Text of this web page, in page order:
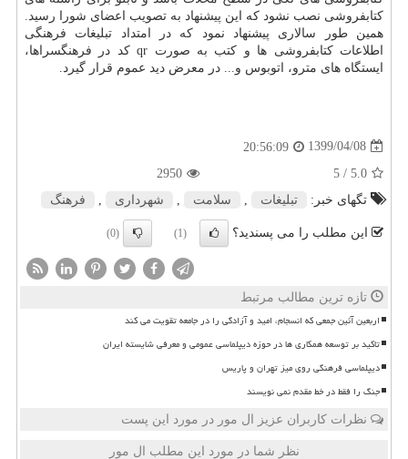
کتابفروشی نصب نشود که این پیشنهاد به تصویب اعضای شورا رسید.
همین طور سالاری پیشنهاد نمود که در امتداد تبلیغات فرهنگی
اطلاعات کتابفروشی ها و کتب به صورت qr کد در فرهنگسراها،
ایستگاه های مترو، اتوبوس و... در معرض دید عموم قرار گیرد.
1399/04/08
20:56:09
5.0
/ 5
2950
تگهای خبر:
تبلیغات سلامت شهرداری فرهنگ
این مطلب را می پسندید؟ (1)
(0)
تازه ترین مطالب مرتبط
اربعین آئین جمعی که انسجام، امید و آزادگی را در جامعه تقویت می کند
تاکید بر توسعه همکاری ها در حوزه دیپلماسی عمومی و معرفی شایسته ایران
دیپلماسی فرهنگی روی میز تهران و پاریس
جنگ را فقط در خط مقدم نمی نویسند
نظرات کاربران عزیز ال مور در مورد این پست
نظر شما در مورد این مطلب ال مور